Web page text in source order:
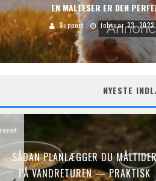
EN MALTESER ER DEN
Support februar 23, 2022
NYESTE
SÅDAN PLANLÆGGER DU
PÅ VANDRETUREN — PRAKTISK